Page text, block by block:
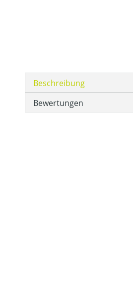
Beschreibung
Bewertungen